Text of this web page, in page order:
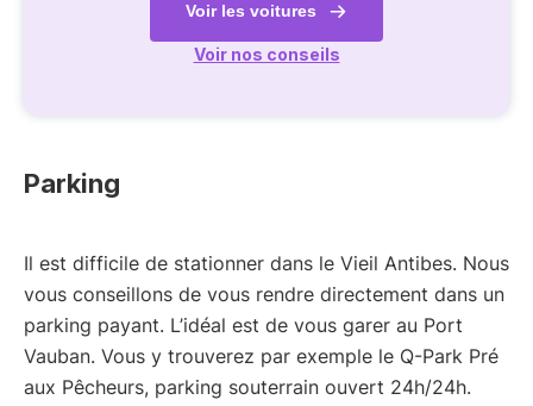
Voir les voitures
Voir nos conseils
Parking
Il est difficile de stationner dans le Vieil Antibes. Nous
vous conseillons de vous rendre directement dans un
parking payant. L’idéal est de vous garer au Port
Vauban. Vous y trouverez par exemple le Q-Park Pré
aux Pêcheurs, parking souterrain ouvert 24h/24h.